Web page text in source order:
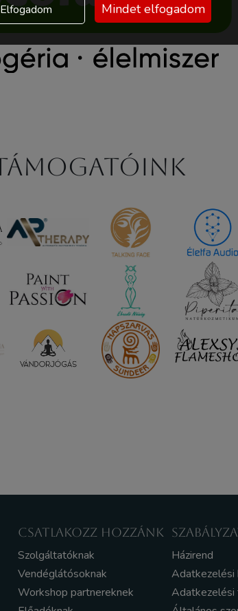
CSATLAKOZZ HOZZÁNK
Szolgáltatóknak
Vendéglátósoknak
Workshop partnereknek
Házirend
Adatkezelési
Elfogadom Mindet elfogadom